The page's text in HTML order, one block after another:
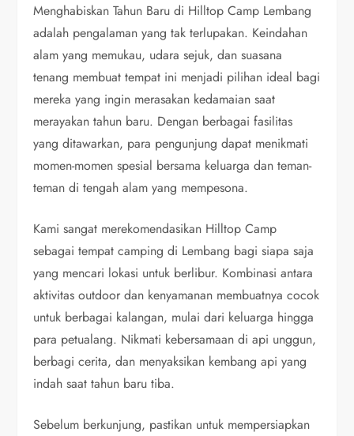
Menghabiskan Tahun Baru di Hilltop Camp Lembang
adalah pengalaman yang tak terlupakan. Keindahan
alam yang memukau, udara sejuk, dan suasana
tenang membuat tempat ini menjadi pilihan ideal bagi
mereka yang ingin merasakan kedamaian saat
merayakan tahun baru. Dengan berbagai fasilitas
yang ditawarkan, para pengunjung dapat menikmati
momen-momen spesial bersama keluarga dan teman-
teman di tengah alam yang mempesona.
Kami sangat merekomendasikan Hilltop Camp
sebagai tempat camping di Lembang bagi siapa saja
yang mencari lokasi untuk berlibur. Kombinasi antara
aktivitas outdoor dan kenyamanan membuatnya cocok
untuk berbagai kalangan, mulai dari keluarga hingga
para petualang. Nikmati kebersamaan di api unggun,
berbagi cerita, dan menyaksikan kembang api yang
indah saat tahun baru tiba.
Sebelum berkunjung, pastikan untuk mempersiapkan